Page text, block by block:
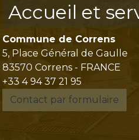
Accueil et
Commune de Correns
5, Place Général de Gaulle
83570 Correns - FRANCE
+33 4 94 37 21 95
Contact par formulaire